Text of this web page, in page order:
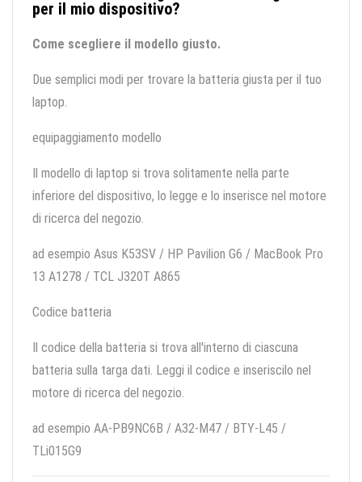
per il mio dispositivo?
Come scegliere il modello giusto.
Due semplici modi per trovare la batteria giusta per il tuo
laptop.
equipaggiamento modello
Il modello di laptop si trova solitamente nella parte
inferiore del dispositivo, lo legge e lo inserisce nel motore
di ricerca del negozio.
ad esempio Asus K53SV / HP Pavilion G6 / MacBook Pro
13 A1278 / TCL J320T A865
Codice batteria
Il codice della batteria si trova all'interno di ciascuna
batteria sulla targa dati. Leggi il codice e inseriscilo nel
motore di ricerca del negozio.
ad esempio AA-PB9NC6B / A32-M47 / BTY-L45 /
TLi015G9